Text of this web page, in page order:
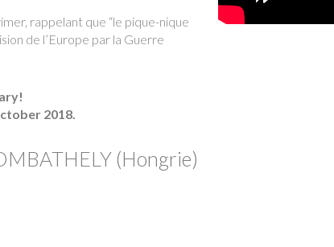
rappelant que “le pique-nique
de l’Europe par la Guerre
2018.
(Hongrie)